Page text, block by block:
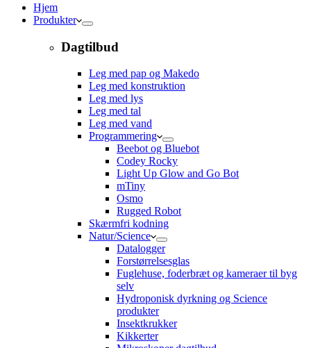
Hjem
Produkter
Dagtilbud
Leg med pap og Makedo
Leg med konstruktion
Leg med lys
Leg med tal
Leg med vand
Programmering
Beebot og Bluebot
Codey Rocky
Light Up Glow and Go Bot
mTiny
Osmo
Rugged Robot
Skærmfri kodning
Natur/Science
Datalogger
Forstørrelsesglas
Fuglehuse, foderbræt og kameraer til byg
selv
Hydroponisk dyrkning og Science
produkter
Insektkrukker
Kikkerter